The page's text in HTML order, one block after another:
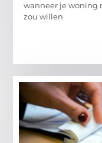
wanneer je woning
zou willen